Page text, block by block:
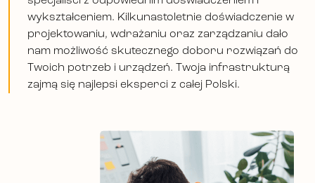
wykształceniem. Kilkunastoletnie doświadczenie w
projektowaniu, wdrażaniu oraz zarządzaniu dało
nam możliwość skutecznego doboru rozwiązań do
Twoich potrzeb i urządzeń. Twoja infrastrukturą
zajmą się najlepsi eksperci z całej Polski.